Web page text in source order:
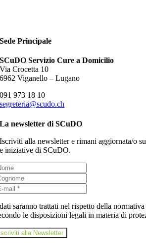
Sede Principale
SCuDO Servizio Cure a Domicilio
Via Crocetta 10
6962 Viganello – Lugano
091 973 18 10
segreteria@scudo.ch
La newsletter di SCuDO
Iscriviti alla newsletter e rimani aggiornata/o
e iniziative di SCuDO.
saranno trattati nel rispetto della
le disposizioni legali in materia di
alla Newsletter